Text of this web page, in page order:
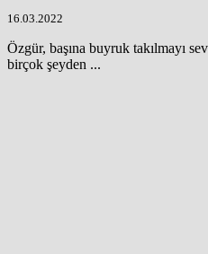
16.03.2022
Özgür, başına buyruk takılmayı
birçok şeyden ...